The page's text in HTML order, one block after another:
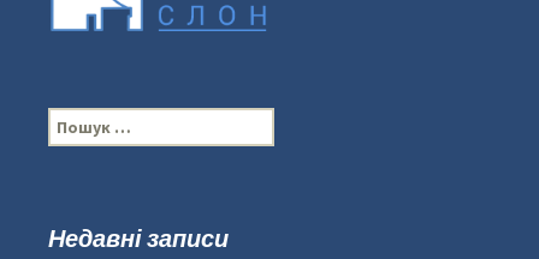
#PipIvanToday
П
о
:Недавні записи